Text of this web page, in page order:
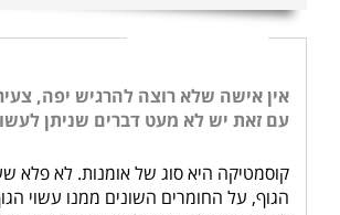
עם זאת יש לא מעט דברים שניתן
קוסמטיקה היא סוג של אומנות. לא פלא
הגוף, על החומרים השונים ממנו עשוי